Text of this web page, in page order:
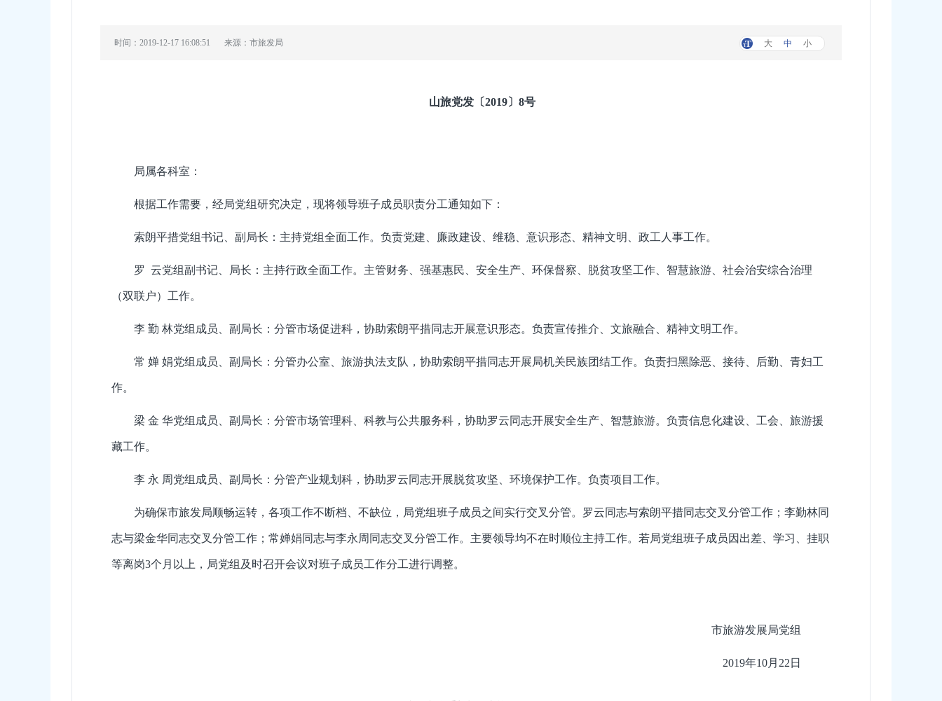
时间：2019-12-17 16:08:51 来源：市旅发局 大 中 小
山旅党发〔2019〕8号
局属各科室：
根据工作需要，经局党组研究决定，现将领导班子成员职责分工通知如下：
索朗平措党组书记、副局长：主持党组全面工作。负责党建、廉政建设、维稳、意识形态、精神文明、政工人事工作。
罗 云党组副书记、局长：主持行政全面工作。主管财务、强基惠民、安全生产、环保督察、脱贫攻坚工作、智慧旅游、社会治安综合治理
（双联户）工作。
李 勤 林党组成员、副局长：分管市场促进科，协助索朗平措同志开展意识形态。负责宣传推介、文旅融合、精神文明工作。
常 婵 娟党组成员、副局长：分管办公室、旅游执法支队，协助索朗平措同志开展局机关民族团结工作。负责扫黑除恶、接待、后勤、青妇工
作。
梁 金 华党组成员、副局长：分管市场管理科、科教与公共服务科，协助罗云同志开展安全生产、智慧旅游。负责信息化建设、工会、旅游援
藏工作。
李 永 周党组成员、副局长：分管产业规划科，协助罗云同志开展脱贫攻坚、环境保护工作。负责项目工作。
为确保市旅发局顺畅运转，各项工作不断档、不缺位，局党组班子成员之间实行交叉分管。罗云同志与索朗平措同志交叉分管工作；李勤林同
志与梁金华同志交叉分管工作；常婵娟同志与李永周同志交叉分管工作。主要领导均不在时顺位主持工作。若局党组班子成员因出差、学习、挂职
等离岗3个月以上，局党组及时召开会议对班子成员工作分工进行调整。
市旅游发展局党组
2019年10月22日